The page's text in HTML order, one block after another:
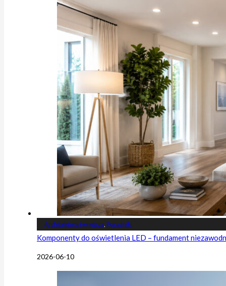
Architektura i wnętrza Poradniki
Komponenty do oświetlenia LED – fundament
2026-06-10